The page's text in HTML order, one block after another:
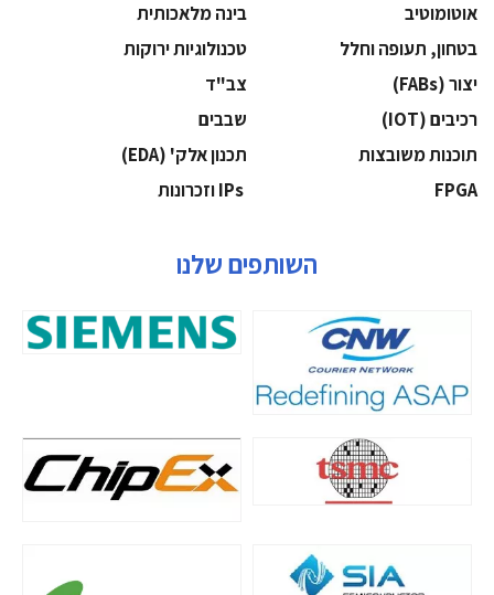
אוטומוטיב
בינה מלאכותית
בטחון, תעופה וחלל
‫טכנולוגיות ירוקות‬
‫יצור (‪(FABs‬‬
‫צב"ד‬
‫רכיבים‬ (IOT)
‫שבבים‬
‫תוכנות משובצות‬
‫תכנון אלק' (‪(EDA‬‬
‫‪FPGA‬‬
השותפים שלנו